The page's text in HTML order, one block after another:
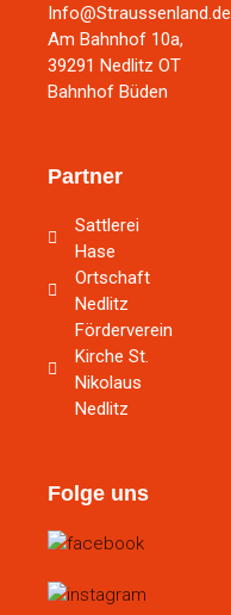
Info@Straussenland.de
Am Bahnhof 10a,
39291 Nedlitz OT
Bahnhof Büden
Partner
Sattlerei
Hase
Ortschaft
Nedlitz
Förderverein
Kirche St.
Nikolaus
Nedlitz
Folge uns